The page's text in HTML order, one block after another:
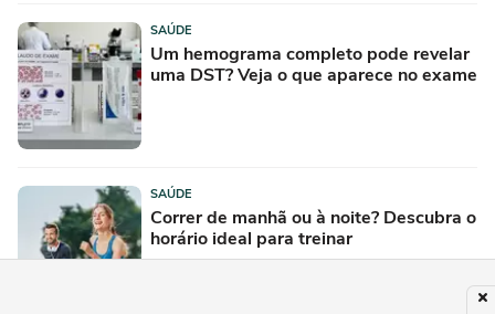
SAÚDE
Um hemograma completo pode revelar
uma DST? Veja o que aparece no exame
SAÚDE
Correr de manhã ou à noite? Descubra o
horário ideal para treinar